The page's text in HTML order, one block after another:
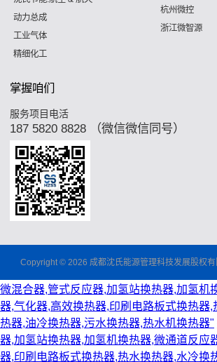
动力总成
工业气体
精细化工
杭州微控
浙江微智源
掌握咱们
服务项目电活
187 5820 8828 （微信微信同号）
Copyright © 2026 成都沈氏能源管理科技发展股权
微混合器,管式反应器,加氢站换热器,加氢机
器,气化器,高效换热器,印刷电路板式换热器,
热器,油冷换热器,污水换热器,热水机换热器"
器,加氢站换热器,加氢机换热器,微通道反应
器,印刷电路板式换热器,热水换热器,水冷换